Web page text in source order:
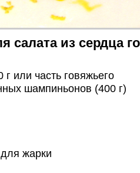
салата из сердца
или часть говяжьего
шампиньонов (400 г)
жарки